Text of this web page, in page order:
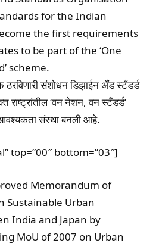
for the Indian
the first requirements
to be part of the ‘One
scheme.
ठरविणारी संशोधन डिझाईन अँड स्टँडर्ड
‘वन नेशन, वन स्टँडर्ड’
आवश्यकता संस्था बनली आहे.
top=”00″ bottom=”03″]
Memorandum of
Sustainable Urban
India and Japan by
MoU of 2007 on Urban